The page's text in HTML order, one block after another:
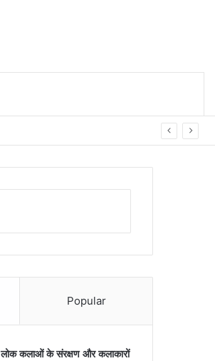
Popular
लोक कलाओं के संरक्षण और कलाकारों